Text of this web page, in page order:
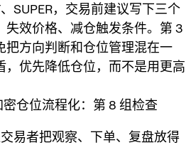
SUPER，交易前建议写下三个
失效价格、减仓触发条件。第 3
把方向判断和仓位管理混在一
，优先降低仓位，而不是用更高
密仓位流程化：第 8 组检查
易者把观察、下单、复盘放得